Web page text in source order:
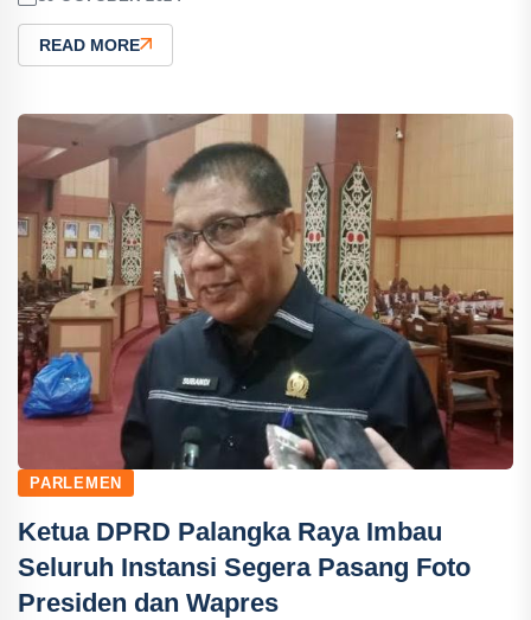
READ MORE
PARLEMEN
Ketua DPRD Palangka Raya Imbau
Seluruh Instansi Segera Pasang Foto
Presiden dan Wapres